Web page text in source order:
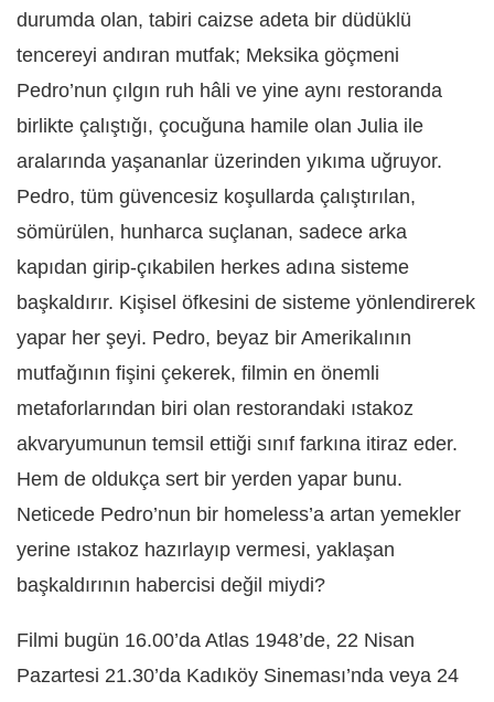
durumda olan, tabiri caizse adeta bir düdüklü
tencereyi andıran mutfak; Meksika göçmeni
Pedro’nun çılgın ruh hâli ve yine aynı restoranda
birlikte çalıştığı, çocuğuna hamile olan Julia ile
aralarında yaşananlar üzerinden yıkıma uğruyor.
Pedro, tüm güvencesiz koşullarda çalıştırılan,
sömürülen, hunharca suçlanan, sadece arka
kapıdan girip-çıkabilen herkes adına sisteme
başkaldırır. Kişisel öfkesini de sisteme yönlendirerek
yapar her şeyi. Pedro, beyaz bir Amerikalının
mutfağının fişini çekerek, filmin en önemli
metaforlarından biri olan restorandaki ıstakoz
akvaryumunun temsil ettiği sınıf farkına itiraz eder.
Hem de oldukça sert bir yerden yapar bunu.
Neticede Pedro’nun bir homeless’a artan yemekler
yerine ıstakoz hazırlayıp vermesi, yaklaşan
başkaldırının habercisi değil miydi?
Filmi bugün 16.00’da Atlas 1948’de, 22 Nisan
Pazartesi 21.30’da Kadıköy Sineması’nda veya 24